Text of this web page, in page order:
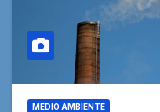
MEDIO AMBIENTE